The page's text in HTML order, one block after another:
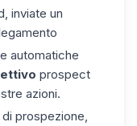
inviate un
automatiche
prospect
azioni.
prospezione,